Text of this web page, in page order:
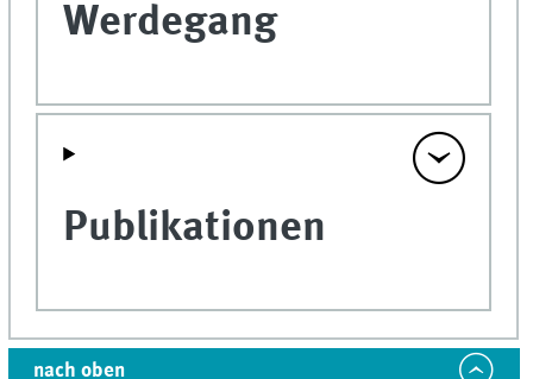
Werdegang
Publikationen
nach oben